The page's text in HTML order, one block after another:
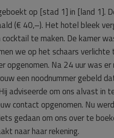
op [stad 1] in [land 1].
(€ 40,–). Het hotel bleek
te maken. De kamer
we op het schaars
Na 24 uur was
een noodnummer gebeld
adviseerde om ons alvast
contact opgenomen. Nu
gedaan om ons over te
naar haar rekening.